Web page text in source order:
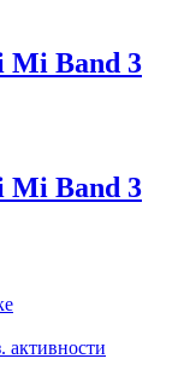
Mi Band 3
Mi Band 3
активности